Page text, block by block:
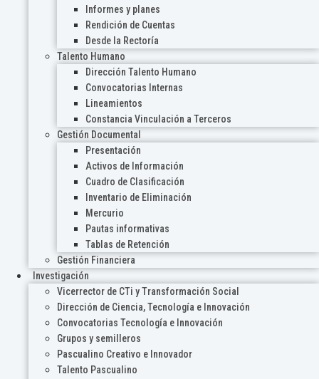
Informes y planes
Rendición de Cuentas
Desde la Rectoría
Talento Humano
Dirección Talento Humano
Convocatorias Internas
Lineamientos
Constancia Vinculación a Terceros
Gestión Documental
Presentación
Activos de Información
Cuadro de Clasificación
Inventario de Eliminación
Mercurio
Pautas informativas
Tablas de Retención
Gestión Financiera
Investigación
Vicerrector de CTi y Transformación Social
Dirección de Ciencia, Tecnología e Innovación
Convocatorias Tecnología e Innovación
Grupos y semilleros
Pascualino Creativo e Innovador
Talento Pascualino